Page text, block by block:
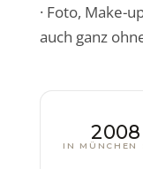
· Foto, Make-
auch ganz
2008
IN MÜNCHEN